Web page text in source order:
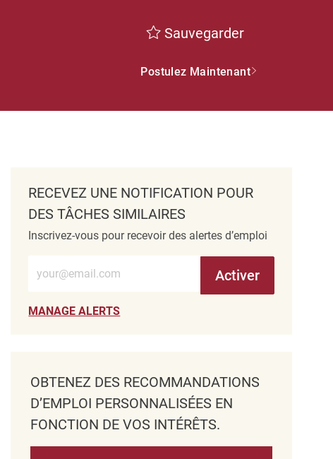
Sauvegarder
Postulez Maintenant
RECEVEZ UNE NOTIFICATION POUR
DES TÂCHES SIMILAIRES
Inscrivez-vous pour recevoir des alertes d’emploi
Entrez l’adresse e-mail (obligatoire)
Activer
MANAGE ALERTS
OBTENEZ DES RECOMMANDATIONS
D’EMPLOI PERSONNALISÉES EN
FONCTION DE VOS INTÉRÊTS.